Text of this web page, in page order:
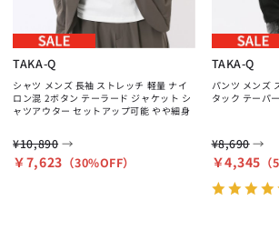
TAKA-Q
シャツ メンズ 長袖 ストレッチ 軽量 ナイ
ロン混 2ボタン テーラード ジャケット シ
ャツアウター セットアップ可能 やや細身
¥10,890 →
￥7,623 （30%OFF）
TAKA-Q
パンツ メンズ
タック テーパ
¥8,690 →
￥4,345